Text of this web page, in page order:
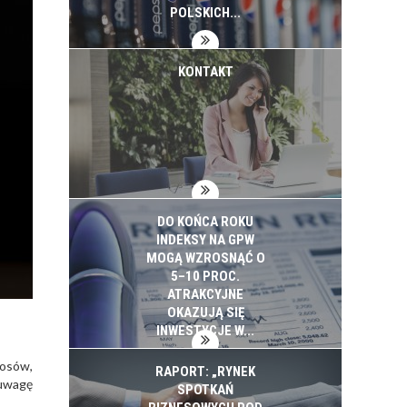
INWESTYCJE
POLSKICH...
KONTAKT
DO KOŃCA ROKU
INDEKSY NA GPW
MOGĄ WZROSNĄĆ O
5–10 PROC.
ATRAKCYJNE
OKAZUJĄ SIĘ
INWESTYCJE W...
RAPORT: „RYNEK
SPOTKAŃ